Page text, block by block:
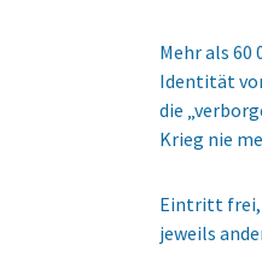
Mehr als
Identität
die
Krieg nie
Eintritt frei,
jeweils